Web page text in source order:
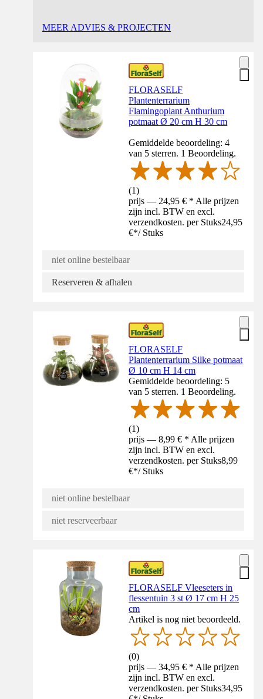
MEER ADVIES & PROJECTEN
FLORASELF
Plantenterrarium
Flamingoplant Anthurium
potmaat Ø 20 cm H 30 cm
Gemiddelde beoordeling: 4
van 5 sterren. 1 Beoordeling.
(1)
prijs — 24,95 € * Alle prijzen
zijn incl. BTW en excl.
verzendkosten. per Stuks24,95
€*/ Stuks
niet online bestelbaar
Reserveren & afhalen
FLORASELF
Plantenterrarium Silke potmaat
Ø 10 cm H 14 cm
Gemiddelde beoordeling: 5
van 5 sterren. 1 Beoordeling.
(1)
prijs — 8,99 € * Alle prijzen
zijn incl. BTW en excl.
verzendkosten. per Stuks8,99
€*/ Stuks
niet online bestelbaar
niet reserveerbaar
FLORASELF Vleeseters in
flessentuin 3 st Ø 17 cm H 25
cm
Artikel is nog niet beoordeeld.
(0)
prijs — 34,95 € * Alle prijzen
zijn incl. BTW en excl.
verzendkosten. per Stuks34,95